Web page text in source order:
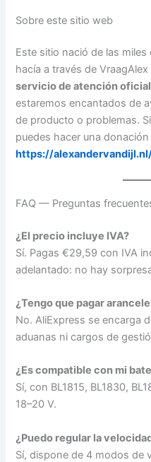
Sobre este sitio web
Este sitio nació de las
hacía a través de
servicio de atención
estaremos encantados de
de producto o problemas.
puedes hacer una donación
https://
FAQ — Preguntas
¿El precio incluye IVA?
Sí. Pagas €29,59 con IVA
adelantado: no hay
¿Tengo que pagar
No. AliExpress se encarga
aduanas ni cargos de
¿Es compatible con mi
Sí, con BL1815, BL1830,
18–20 V.
¿Puedo regular la
Sí, dispone de 4 modos de